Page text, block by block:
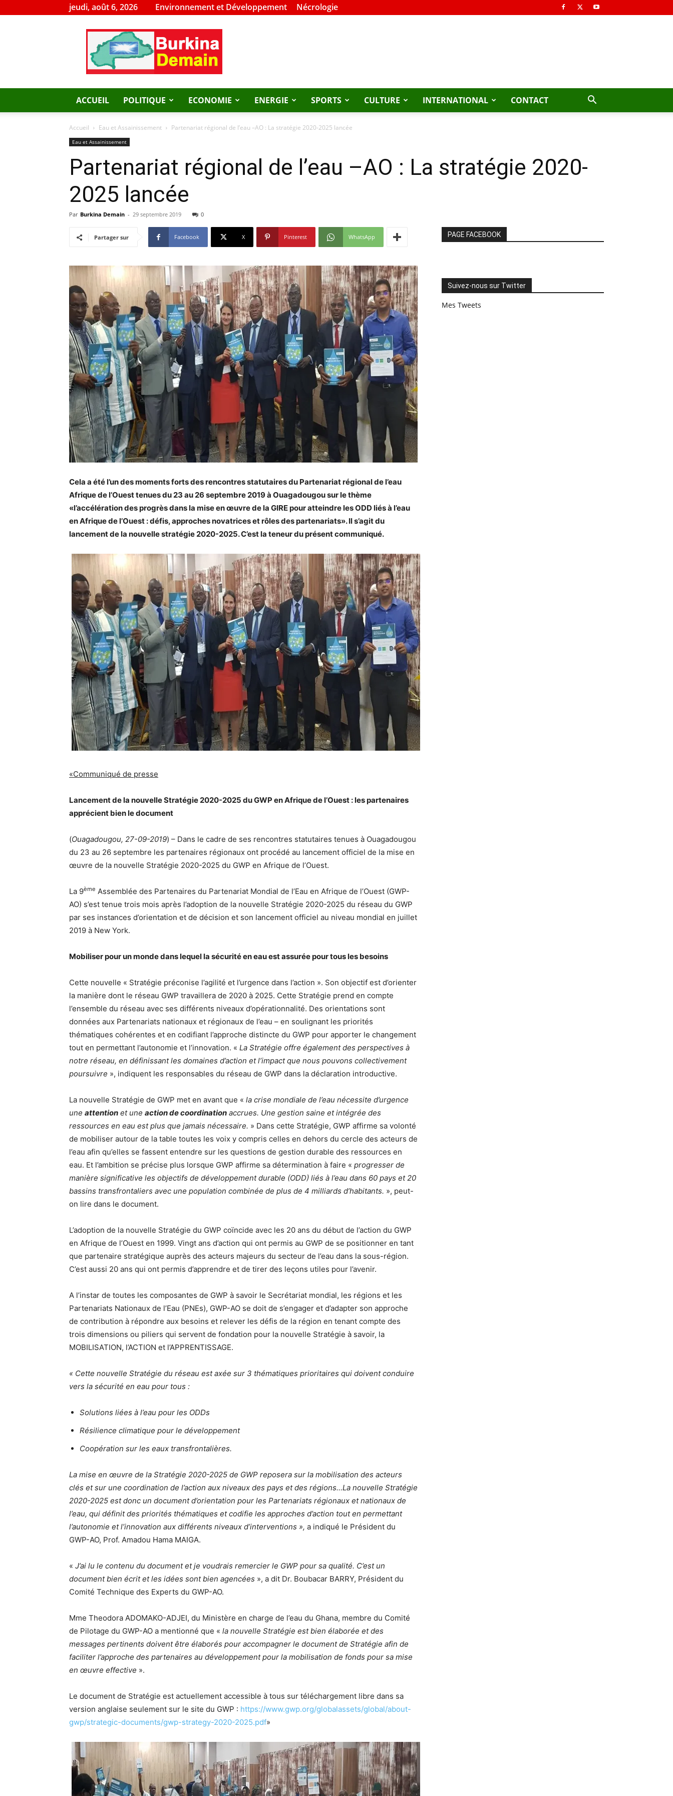
jeudi, août 6, 2026 Environnement et Développement Nécrologie
Burkina
Demain
ACCUEIL POLITIQUE ECONOMIE ENERGIE SPORTS CULTURE INTERNATIONAL CONTACT
Accueil Eau et Assainissement Partenariat régional de l’eau –AO : La stratégie 2020-2025 lancée
Eau et Assainissement
Partenariat régional de l’eau –AO : La stratégie 2020-
2025 lancée
Par Burkina Demain - 29 septembre 2019 0
Partager sur Facebook X Pinterest WhatsApp
Cela a été l’un des moments forts des rencontres statutaires du Partenariat régional de l’eau
Afrique de l’Ouest tenues du 23 au 26 septembre 2019 à Ouagadougou sur le thème
«l’accélération des progrès dans la mise en œuvre de la GIRE pour atteindre les ODD liés à l’eau
en Afrique de l’Ouest : défis, approches novatrices et rôles des partenariats». Il s’agit du
lancement de la nouvelle stratégie 2020-2025. C’est la teneur du présent communiqué.
«Communiqué de presse
Lancement de la nouvelle Stratégie 2020-2025 du GWP en Afrique de l’Ouest : les partenaires
apprécient bien le document
(Ouagadougou, 27-09-2019) – Dans le cadre de ses rencontres statutaires tenues à Ouagadougou
du 23 au 26 septembre les partenaires régionaux ont procédé au lancement officiel de la mise en
œuvre de la nouvelle Stratégie 2020-2025 du GWP en Afrique de l’Ouest.
La 9ème Assemblée des Partenaires du Partenariat Mondial de l’Eau en Afrique de l’Ouest (GWP-
AO) s’est tenue trois mois après l’adoption de la nouvelle Stratégie 2020-2025 du réseau du GWP
par ses instances d’orientation et de décision et son lancement officiel au niveau mondial en juillet
2019 à New York.
Mobiliser pour un monde dans lequel la sécurité en eau est assurée pour tous les besoins
Cette nouvelle « Stratégie préconise l’agilité et l’urgence dans l’action ». Son objectif est d’orienter
la manière dont le réseau GWP travaillera de 2020 à 2025. Cette Stratégie prend en compte
l’ensemble du réseau avec ses différents niveaux d’opérationnalité. Des orientations sont
données aux Partenariats nationaux et régionaux de l’eau – en soulignant les priorités
thématiques cohérentes et en codifiant l’approche distincte du GWP pour apporter le changement
tout en permettant l’autonomie et l’innovation. « La Stratégie offre également des perspectives à
notre réseau, en définissant les domaines d’action et l’impact que nous pouvons collectivement
poursuivre », indiquent les responsables du réseau de GWP dans la déclaration introductive.
La nouvelle Stratégie de GWP met en avant que « la crise mondiale de l’eau nécessite d’urgence
une attention et une action de coordination accrues. Une gestion saine et intégrée des
ressources en eau est plus que jamais nécessaire. » Dans cette Stratégie, GWP affirme sa volonté
de mobiliser autour de la table toutes les voix y compris celles en dehors du cercle des acteurs de
l’eau afin qu’elles se fassent entendre sur les questions de gestion durable des ressources en
eau. Et l’ambition se précise plus lorsque GWP affirme sa détermination à faire « progresser de
manière significative les objectifs de développement durable (ODD) liés à l’eau dans 60 pays et 20
bassins transfrontaliers avec une population combinée de plus de 4 milliards d’habitants. », peut-
on lire dans le document.
L’adoption de la nouvelle Stratégie du GWP coïncide avec les 20 ans du début de l’action du GWP
en Afrique de l’Ouest en 1999. Vingt ans d’action qui ont permis au GWP de se positionner en tant
que partenaire stratégique auprès des acteurs majeurs du secteur de l’eau dans la sous-région.
C’est aussi 20 ans qui ont permis d’apprendre et de tirer des leçons utiles pour l’avenir.
A l’instar de toutes les composantes de GWP à savoir le Secrétariat mondial, les régions et les
Partenariats Nationaux de l’Eau (PNEs), GWP-AO se doit de s’engager et d’adapter son approche
de contribution à répondre aux besoins et relever les défis de la région en tenant compte des
trois dimensions ou piliers qui servent de fondation pour la nouvelle Stratégie à savoir, la
MOBILISATION, l’ACTION et l’APPRENTISSAGE.
« Cette nouvelle Stratégie du réseau est axée sur 3 thématiques prioritaires qui doivent conduire
vers la sécurité en eau pour tous :
Solutions liées à l’eau pour les ODDs
Résilience climatique pour le développement
Coopération sur les eaux transfrontalières.
La mise en œuvre de la Stratégie 2020-2025 de GWP reposera sur la mobilisation des acteurs
clés et sur une coordination de l’action aux niveaux des pays et des régions…La nouvelle Stratégie
2020-2025 est donc un document d’orientation pour les Partenariats régionaux et nationaux de
l’eau, qui définit des priorités thématiques et codifie les approches d’action tout en permettant
l’autonomie et l’innovation aux différents niveaux d’interventions », a indiqué le Président du
GWP-AO, Prof. Amadou Hama MAIGA.
« J’ai lu le contenu du document et je voudrais remercier le GWP pour sa qualité. C’est un
document bien écrit et les idées sont bien agencées », a dit Dr. Boubacar BARRY, Président du
Comité Technique des Experts du GWP-AO.
Mme Theodora ADOMAKO-ADJEI, du Ministère en charge de l’eau du Ghana, membre du Comité
de Pilotage du GWP-AO a mentionné que « la nouvelle Stratégie est bien élaborée et des
messages pertinents doivent être élaborés pour accompagner le document de Stratégie afin de
faciliter l’approche des partenaires au développement pour la mobilisation de fonds pour sa mise
en œuvre effective ».
Le document de Stratégie est actuellement accessible à tous sur téléchargement libre dans sa
version anglaise seulement sur le site du GWP : https://www.gwp.org/globalassets/global/about-
gwp/strategic-documents/gwp-strategy-2020-2025.pdf»
PAGE FACEBOOK
Suivez-nous sur Twitter
Mes Tweets